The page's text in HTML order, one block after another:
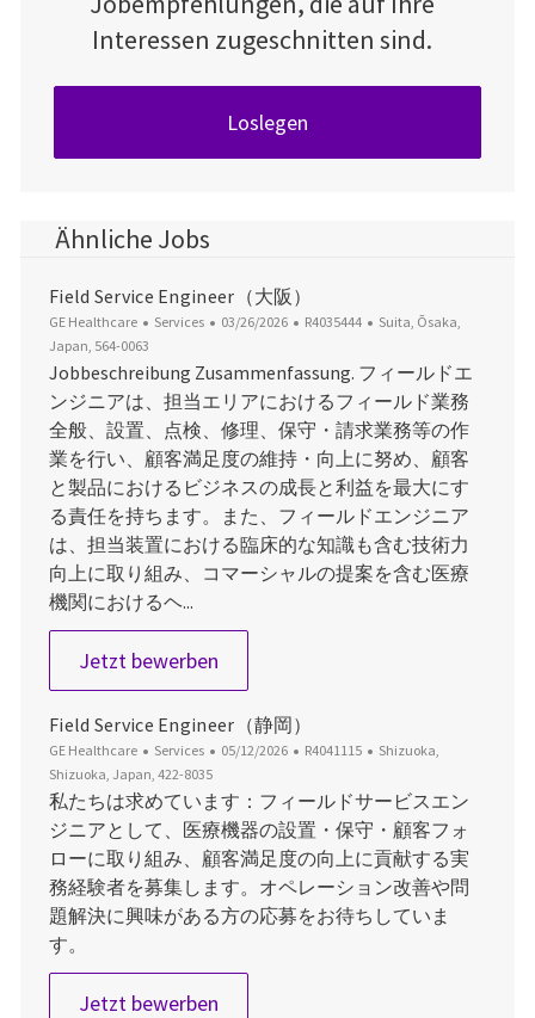
Interessen zugeschnitten sind.
Loslegen
Ähnliche Jobs
Field Service Engineer（大阪）
GE Healthcare Kategorie
Services Datum der Veröffentlichung
03/26/2026 Job-ID
R4035444 Ort
Suita, Ōsaka,
Japan, 564-0063
Jobbeschreibung Zusammenfassung. フィールドエ
ンジニアは、担当エリアにおけるフィールド業務
全般、設置、点検、修理、保守・請求業務等の作
業を行い、顧客満足度の維持・向上に努め、顧客
と製品におけるビジネスの成長と利益を最大にす
る責任を持ちます。また、フィールドエンジニア
は、担当装置における臨床的な知識も含む技術力
向上に取り組み、コマーシャルの提案を含む医療
機関におけるヘ...
Jetzt bewerbenField Service Engineer（大阪）
Field Service Engineer（静岡）
GE Healthcare Kategorie
Services Datum der Veröffentlichung
05/12/2026 Job-ID
R4041115 Ort
Shizuoka,
Shizuoka, Japan, 422-8035
私たちは求めています：フィールドサービスエン
ジニアとして、医療機器の設置・保守・顧客フォ
ローに取り組み、顧客満足度の向上に貢献する実
務経験者を募集します。オペレーション改善や問
題解決に興味がある方の応募をお待ちしていま
す。
Jetzt bewerbenField Service Engineer（静岡）